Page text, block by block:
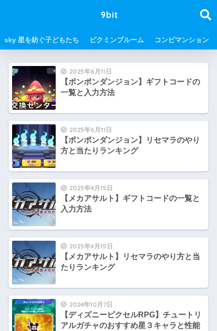
9bit
sky 星を紡ぐ子どもたち ピクミンブルーム コンビマンション
2025年6月11日
【ポンポンダンジョン】ギフトコードの
一覧と入力方法
2025年6月11日
【ポンポンダンジョン】リセマラのやり
方と当たりランキング
2025年4月15日
【メカアサルト】ギフトコードの一覧と
入力方法
2025年4月15日
【メカアサルト】リセマラのやり方と当
たりランキング
2024年10月7日
【ディズニーピクセルRPG】チュートリ
アルガチャのおすすめ星３キャラと性能